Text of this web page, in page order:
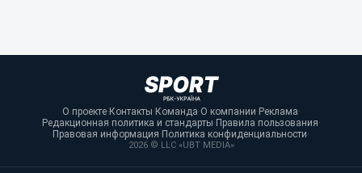
О проекте·Контакты·Команда·О компании·Реклама·
Редакционная политика и стандарты·Правила пользования·
Правовая информация·Политика конфиденциальности·
2026 © LLC «UBT MEDIA»